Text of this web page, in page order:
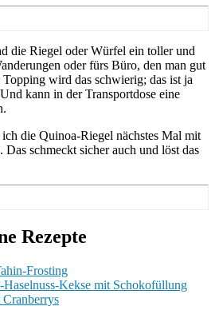
die Riegel oder Würfel ein toller und
oder fürs Büro, den man gut
wird das schwierig; das ist ja
kann in der Transportdose eine
die Quinoa-Riegel nächstes Mal mit
schmeckt sicher auch und löst das
Rezepte
Frosting
Kekse mit Schokofüllung